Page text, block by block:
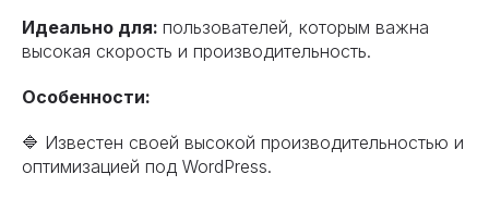
Идеально для: пользователей, которым важна
высокая скорость и производительность.
Особенности:
🔷 Известен своей высокой производительностью и
оптимизацией под WordPress.